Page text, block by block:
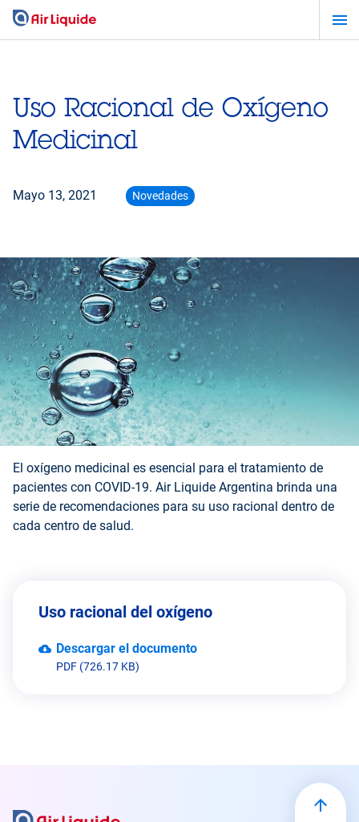
Pasar
Uso Racional de Oxígeno
Medicinal
Mayo 13, 2021 Novedades
​El oxígeno medicinal es esencial para el tratamiento de
pacientes con COVID-19. Air Liquide Argentina brinda una
serie de recomendaciones para su uso racional dentro de
cada centro de salud.
Uso racional del oxígeno
Descargar el documento
PDF (726.17 KB)